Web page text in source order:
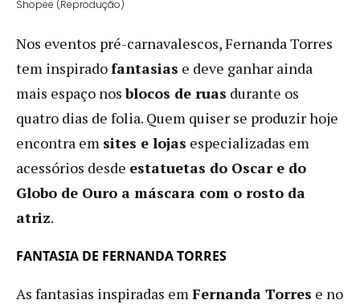
Shopee (Reprodução)
Nos eventos pré-carnavalescos, Fernanda Torres
tem inspiradofantasias e deve ganhar ainda
mais espaço nosblocos de ruas durante os
quatro dias de folia. Quem quiser se produzir hoje
encontra em sites e lojas especializadas em
acessórios desde estatuetas do Oscar e do
Globo de Ouro a máscara com o rosto da
atriz.
FANTASIA DE FERNANDA TORRES
As fantasias inspiradas emFernanda Torres e no